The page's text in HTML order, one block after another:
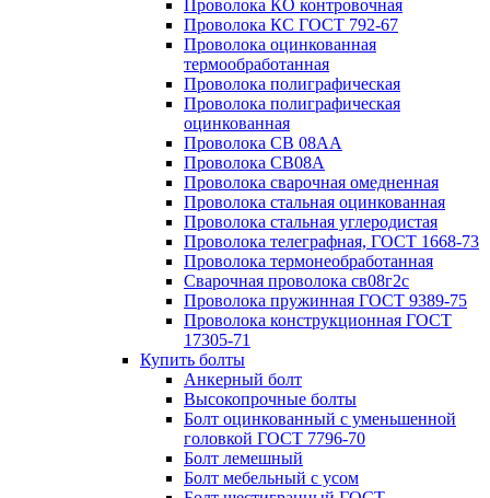
Проволока КО контровочная
Проволока КС ГОСТ 792-67
Проволока оцинкованная
термообработанная
Проволока полиграфическая
Проволока полиграфическая
оцинкованная
Проволока СВ 08АА
Проволока СВ08А
Проволока сварочная омедненная
Проволока стальная оцинкованная
Проволока стальная углеродистая
Проволока телеграфная, ГОСТ 1668-73
Проволока термонеобработанная
Сварочная проволока св08г2с
Проволока пружинная ГОСТ 9389-75
Проволока конструкционная ГОСТ
17305-71
Купить болты
Анкерный болт
Высокопрочные болты
Болт оцинкованный с уменьшенной
головкой ГОСТ 7796-70
Болт лемешный
Болт мебельный с усом